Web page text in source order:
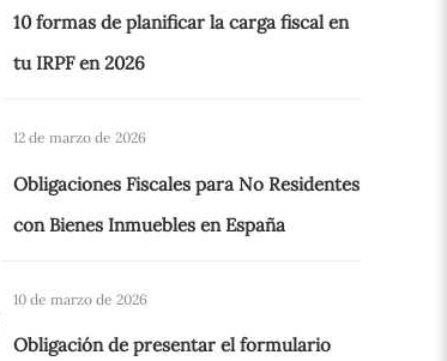
10 formas de planificar la carga fiscal en
tu IRPF en 2026
12 de marzo de 2026
Obligaciones Fiscales para No Residentes
con Bienes Inmuebles en España
10 de marzo de 2026
Obligación de presentar el formulario